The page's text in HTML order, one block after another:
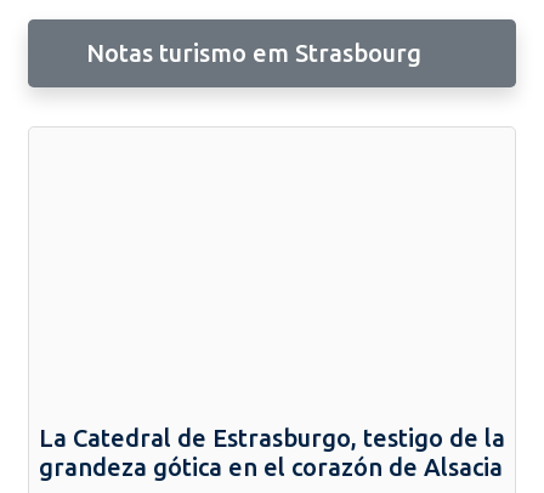
Notas turismo em Strasbourg
La Catedral de Estrasburgo, testigo de la
grandeza gótica en el corazón de Alsacia